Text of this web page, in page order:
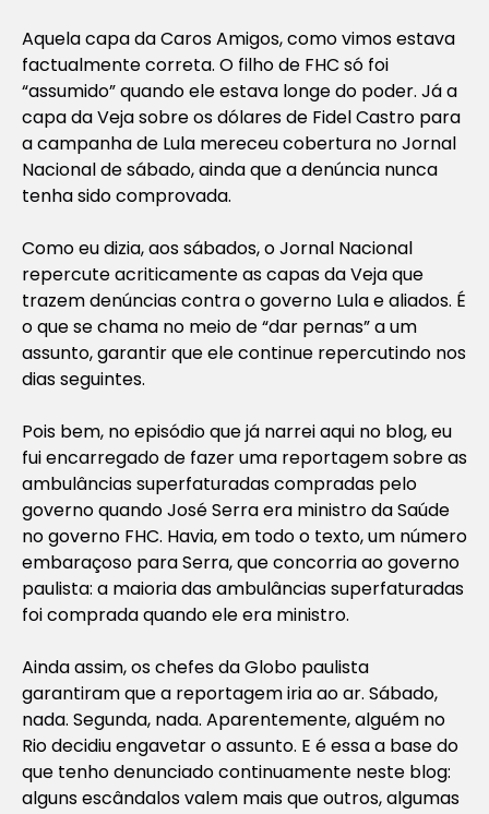
Aquela capa da Caros Amigos, como vimos estava
factualmente correta. O filho de FHC só foi
“assumido” quando ele estava longe do poder. Já a
capa da Veja sobre os dólares de Fidel Castro para
a campanha de Lula mereceu cobertura no Jornal
Nacional de sábado, ainda que a denúncia nunca
tenha sido comprovada.
Como eu dizia, aos sábados, o Jornal Nacional
repercute acriticamente as capas da Veja que
trazem denúncias contra o governo Lula e aliados. É
o que se chama no meio de “dar pernas” a um
assunto, garantir que ele continue repercutindo nos
dias seguintes.
Pois bem, no episódio que já narrei aqui no blog, eu
fui encarregado de fazer uma reportagem sobre as
ambulâncias superfaturadas compradas pelo
governo quando José Serra era ministro da Saúde
no governo FHC. Havia, em todo o texto, um número
embaraçoso para Serra, que concorria ao governo
paulista: a maioria das ambulâncias superfaturadas
foi comprada quando ele era ministro.
Ainda assim, os chefes da Globo paulista
garantiram que a reportagem iria ao ar. Sábado,
nada. Segunda, nada. Aparentemente, alguém no
Rio decidiu engavetar o assunto. E é essa a base do
que tenho denunciado continuamente neste blog:
alguns escândalos valem mais que outros, algumas